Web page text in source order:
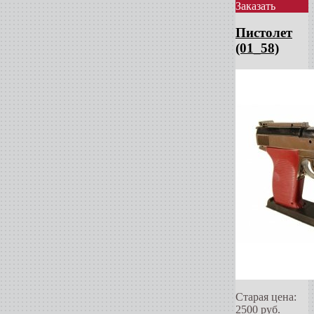
Заказать
Пистолет
(01_58)
Старая цена:
2500 руб.